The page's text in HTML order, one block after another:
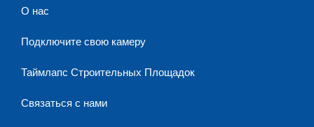
О нас
Подключите свою камеру
Таймлапс Строительных Площадок
Связаться с нами